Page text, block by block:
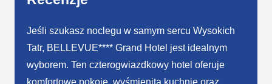
Jeśli szukasz noclegu w samym sercu Wysokich
Tatr, BELLEVUE**** Grand Hotel jest idealnym
wyborem. Ten czterogwiazdkowy hotel oferuje